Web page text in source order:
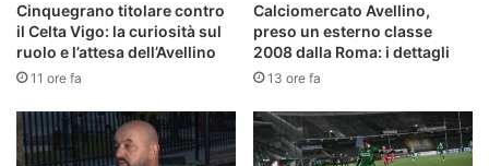
Cinquegrano titolare contro
il Celta Vigo: la curiosità sul
ruolo e l’attesa dell’Avellino
11 ore fa
Calciomercato Avellino,
preso un esterno classe
2008 dalla Roma: i dettagli
13 ore fa